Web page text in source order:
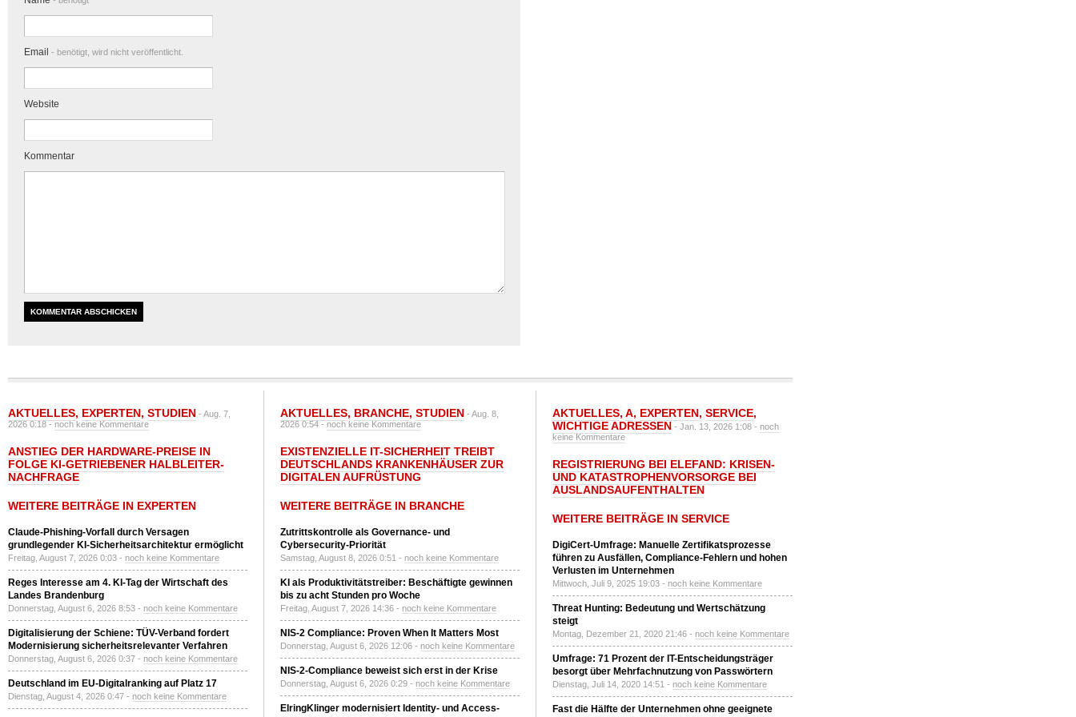
Email - benötigt, wird nicht veröffentlicht.
Website
Kommentar
AKTUELLES, EXPERTEN, STUDIEN - Aug. 7,
2026 0:18 -noch keine Kommentare
ANSTIEG DER HARDWARE-PREISE IN
FOLGE KI-GETRIEBENER HALBLEITER-
NACHFRAGE
WEITERE BEITRÄGE IN EXPERTEN
Claude-Phishing-Vorfall durch Versagen
grundlegender KI-Sicherheitsarchitektur ermöglicht
Freitag, August 7, 2026 0:03 - noch keine Kommentare
Reges Interesse am 4. KI-Tag der Wirtschaft des
Landes Brandenburg
Donnerstag, August 6, 2026 8:53 - noch keine Kommentare
Digitalisierung der Schiene: TÜV-Verband fordert
Modernisierung sicherheitsrelevanter Verfahren
Donnerstag, August 6, 2026 0:37 - noch keine Kommentare
Deutschland im EU-Digitalranking auf Platz 17
Dienstag, August 4, 2026 0:47 - noch keine Kommentare
AKTUELLES, BRANCHE, STUDIEN - Aug. 8,
2026 0:54 -noch keine Kommentare
EXISTENZIELLE IT-SICHERHEIT TREIBT
DEUTSCHLANDS KRANKENHÄUSER ZUR
DIGITALEN AUFRÜSTUNG
WEITERE BEITRÄGE IN BRANCHE
Zutrittskontrolle als Governance- und
Cybersecurity-Priorität
Samstag, August 8, 2026 0:51 - noch keine Kommentare
KI als Produktivitätstreiber: Beschäftigte gewinnen
bis zu acht Stunden pro Woche
Freitag, August 7, 2026 14:36 - noch keine Kommentare
NIS-2 Compliance: Proven When It Matters Most
Donnerstag, August 6, 2026 12:06 - noch keine Kommentare
NIS-2-Compliance beweist sich erst in der Krise
Donnerstag, August 6, 2026 0:29 - noch keine Kommentare
ElringKlinger modernisiert Identity- und Access-
AKTUELLES, A, EXPERTEN, SERVICE,
WICHTIGE ADRESSEN - Jan. 13, 2026 1:08 - noch
keine Kommentare
REGISTRIERUNG BEI ELEFAND: KRISEN-
UND KATASTROPHENVORSORGE BEI
AUSLANDSAUFENTHALTEN
WEITERE BEITRÄGE IN SERVICE
DigiCert-Umfrage: Manuelle Zertifikatsprozesse
führen zu Ausfällen, Compliance-Fehlern und hohen
Verlusten im Unternehmen
Mittwoch, Juli 9, 2025 19:03 - noch keine Kommentare
Threat Hunting: Bedeutung und Wertschätzung
steigt
Montag, Dezember 21, 2020 21:46 - noch keine Kommentare
Umfrage: 71 Prozent der IT-Entscheidungsträger
besorgt über Mehrfachnutzung von Passwörtern
Dienstag, Juli 14, 2020 14:51 - noch keine Kommentare
Fast die Hälfte der Unternehmen ohne geeignete